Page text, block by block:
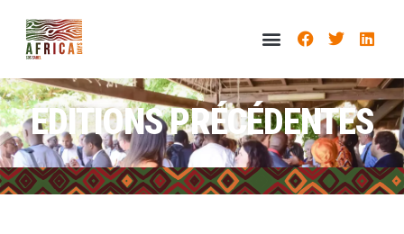
EDITIONS PRÉCÉDENTES